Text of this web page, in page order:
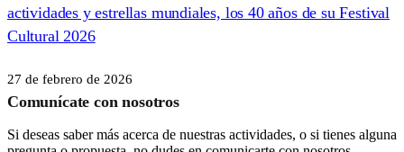
actividades y estrellas mundiales, los 40 años de su Festival
Cultural 2026
27 de febrero de 2026
Comunícate con nosotros
Si deseas saber más acerca de nuestras actividades, o si tienes alguna